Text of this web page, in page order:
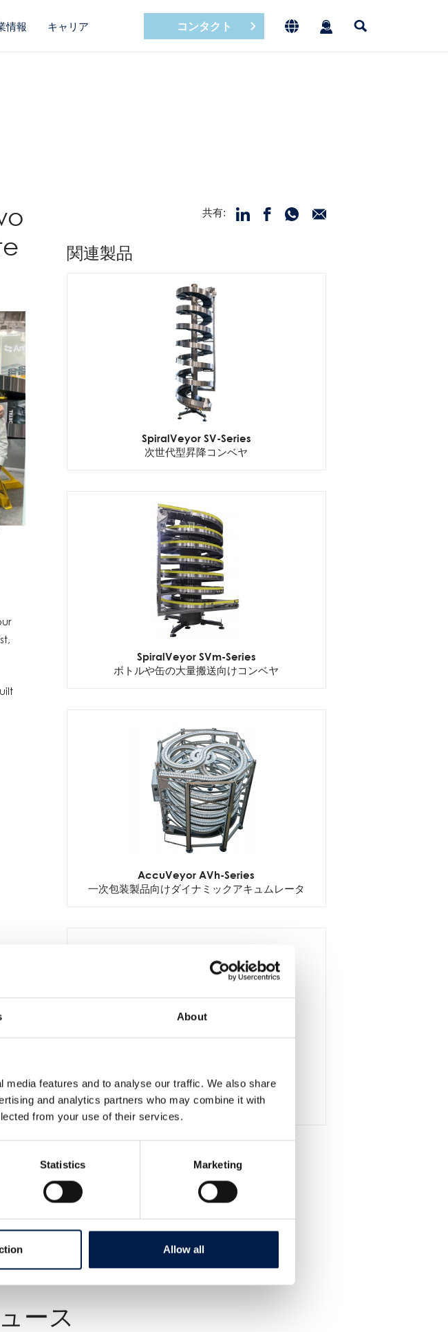
About
features and to analyse our traffic. We also share
and analytics partners who may combine it with
from your use of their services.
Statistics Marketing
Allow all
情報 キャリア コンタクト
共有:
関連製品
SpiralVeyor SV-Series
次世代型昇降コンベヤ
SpiralVeyor SVm-Series
ボトルや缶の大量搬送向けコンベヤ
AccuVeyor AVh-Series
一次包装製品向けダイナミックアキュムレータ
SpiralVeyor Portal-configuration
設備へのアクセスを簡単に
ース